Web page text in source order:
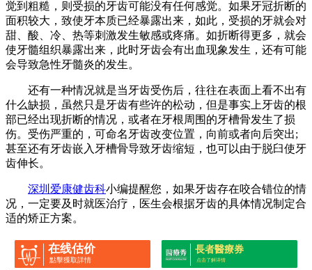
觉到粗糙，则受损的牙齿可能没有任何感觉。如果牙冠折断的
面积较大，致使牙本质已经暴露出来，如此，受损的牙就会对
甜、酸、冷、热等刺激发生敏感或疼痛。如折断得更多，就会
使牙髓组织暴露出来，此时牙齿会有出血现象发生，还有可能
会导致急性牙髓炎的发生。
还有一种情况就是当牙齿受伤后，往往在表面上看不出有
什么缺损，虽然只是牙齿有些许的松动，但是事实上牙齿的根
部已经出现折断的情况，或者在牙根周围的牙槽骨发生了损
伤。受伤严重的，可命名牙齿改变位置，向前或者向后突出;
甚至还有牙齿嵌入牙槽骨导致牙齿缩短，也可以由于脱臼使牙
齿伸长。
深圳爱康健齿科小编提醒您，如果牙齿存在咬合错位的情
况，一定要及时就医治疗，医生会根据牙齿的具体情况制定合
适的矫正方案。
在线估价
點擊獲取詳情
長者醫療券
点击了解详情